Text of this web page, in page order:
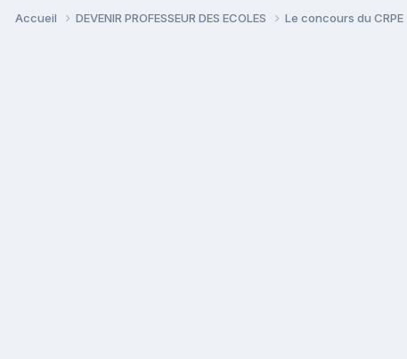
Accueil DEVENIR PROFESSEUR DES ECOLES Le concours du CRPE